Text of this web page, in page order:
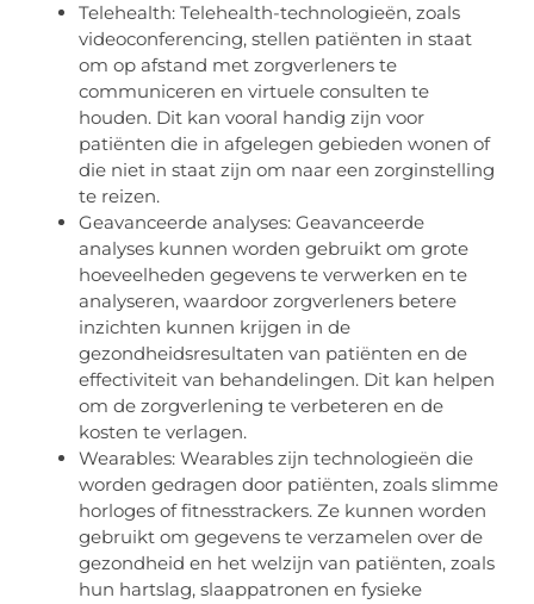
Telehealth: Telehealth-technologieën, zoals
videoconferencing, stellen patiënten in staat
om op afstand met zorgverleners te
communiceren en virtuele consulten te
houden. Dit kan vooral handig zijn voor
patiënten die in afgelegen gebieden wonen of
die niet in staat zijn om naar een zorginstelling
te reizen.
Geavanceerde analyses: Geavanceerde
analyses kunnen worden gebruikt om grote
hoeveelheden gegevens te verwerken en te
analyseren, waardoor zorgverleners betere
inzichten kunnen krijgen in de
gezondheidsresultaten van patiënten en de
effectiviteit van behandelingen. Dit kan helpen
om de zorgverlening te verbeteren en de
kosten te verlagen.
Wearables: Wearables zijn technologieën die
worden gedragen door patiënten, zoals slimme
horloges of fitnesstrackers. Ze kunnen worden
gebruikt om gegevens te verzamelen over de
gezondheid en het welzijn van patiënten, zoals
hun hartslag, slaappatronen en fysieke